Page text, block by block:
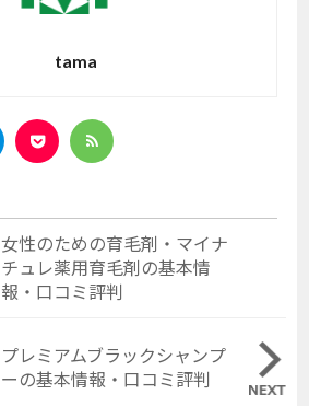
tama
女性のための育毛剤・マイナ
チュレ薬用育毛剤の基本情
報・口コミ評判
プレミアムブラックシャンプ
ーの基本情報・口コミ評判